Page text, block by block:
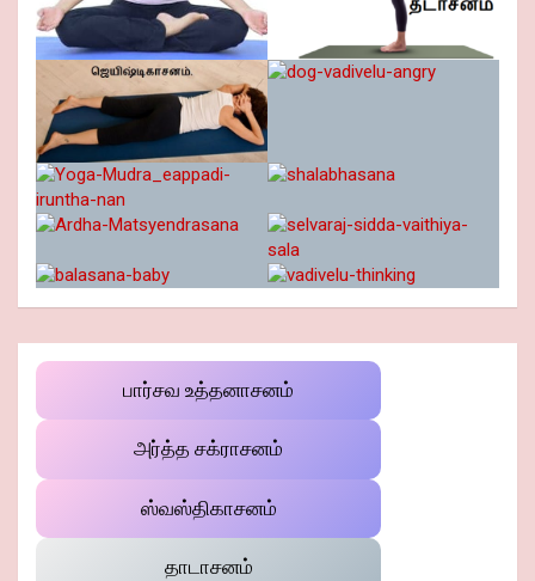
பார்சவ உத்தனாசனம்
அர்த்த சக்ராசனம்
ஸ்வஸ்திகாசனம்
தாடாசனம்